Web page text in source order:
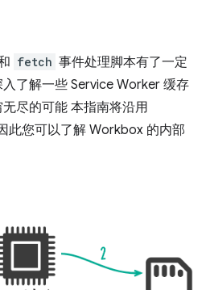
fetch 事件处理脚本有了一定
了解一些 Service Worker 缓存
尽的可能 本指南将沿用
此您可以了解 Workbox 的内部